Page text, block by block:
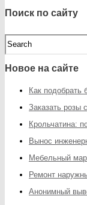
Поиск по сайту
Новое на сайте
Как подобрать
Заказать розы
Крольчатина:
Вынос
Мебельный
Ремонт
Анонимный